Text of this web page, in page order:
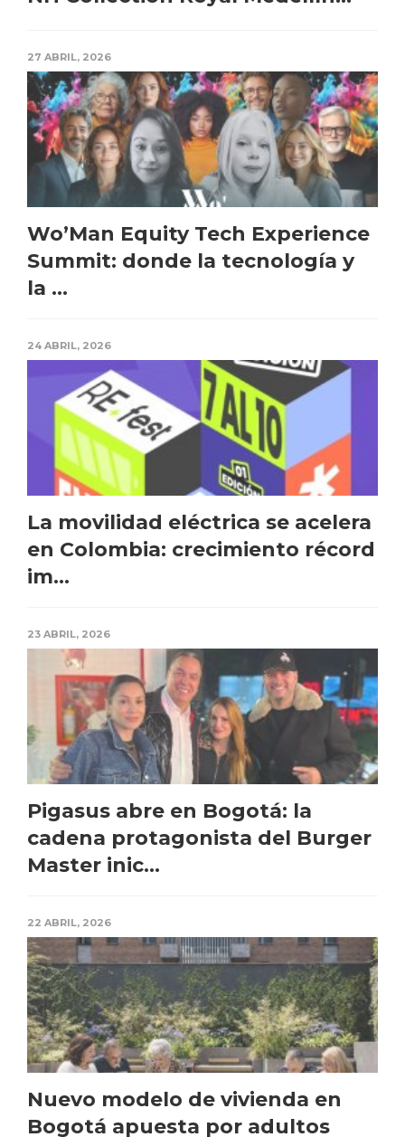
27 ABRIL, 2026
Wo’Man Equity Tech Experience
Summit: donde la tecnología y
la ...
24 ABRIL, 2026
La movilidad eléctrica se acelera
en Colombia: crecimiento récord
im...
23 ABRIL, 2026
Pigasus abre en Bogotá: la
cadena protagonista del Burger
Master inic...
22 ABRIL, 2026
Nuevo modelo de vivienda en
Bogotá apuesta por adultos